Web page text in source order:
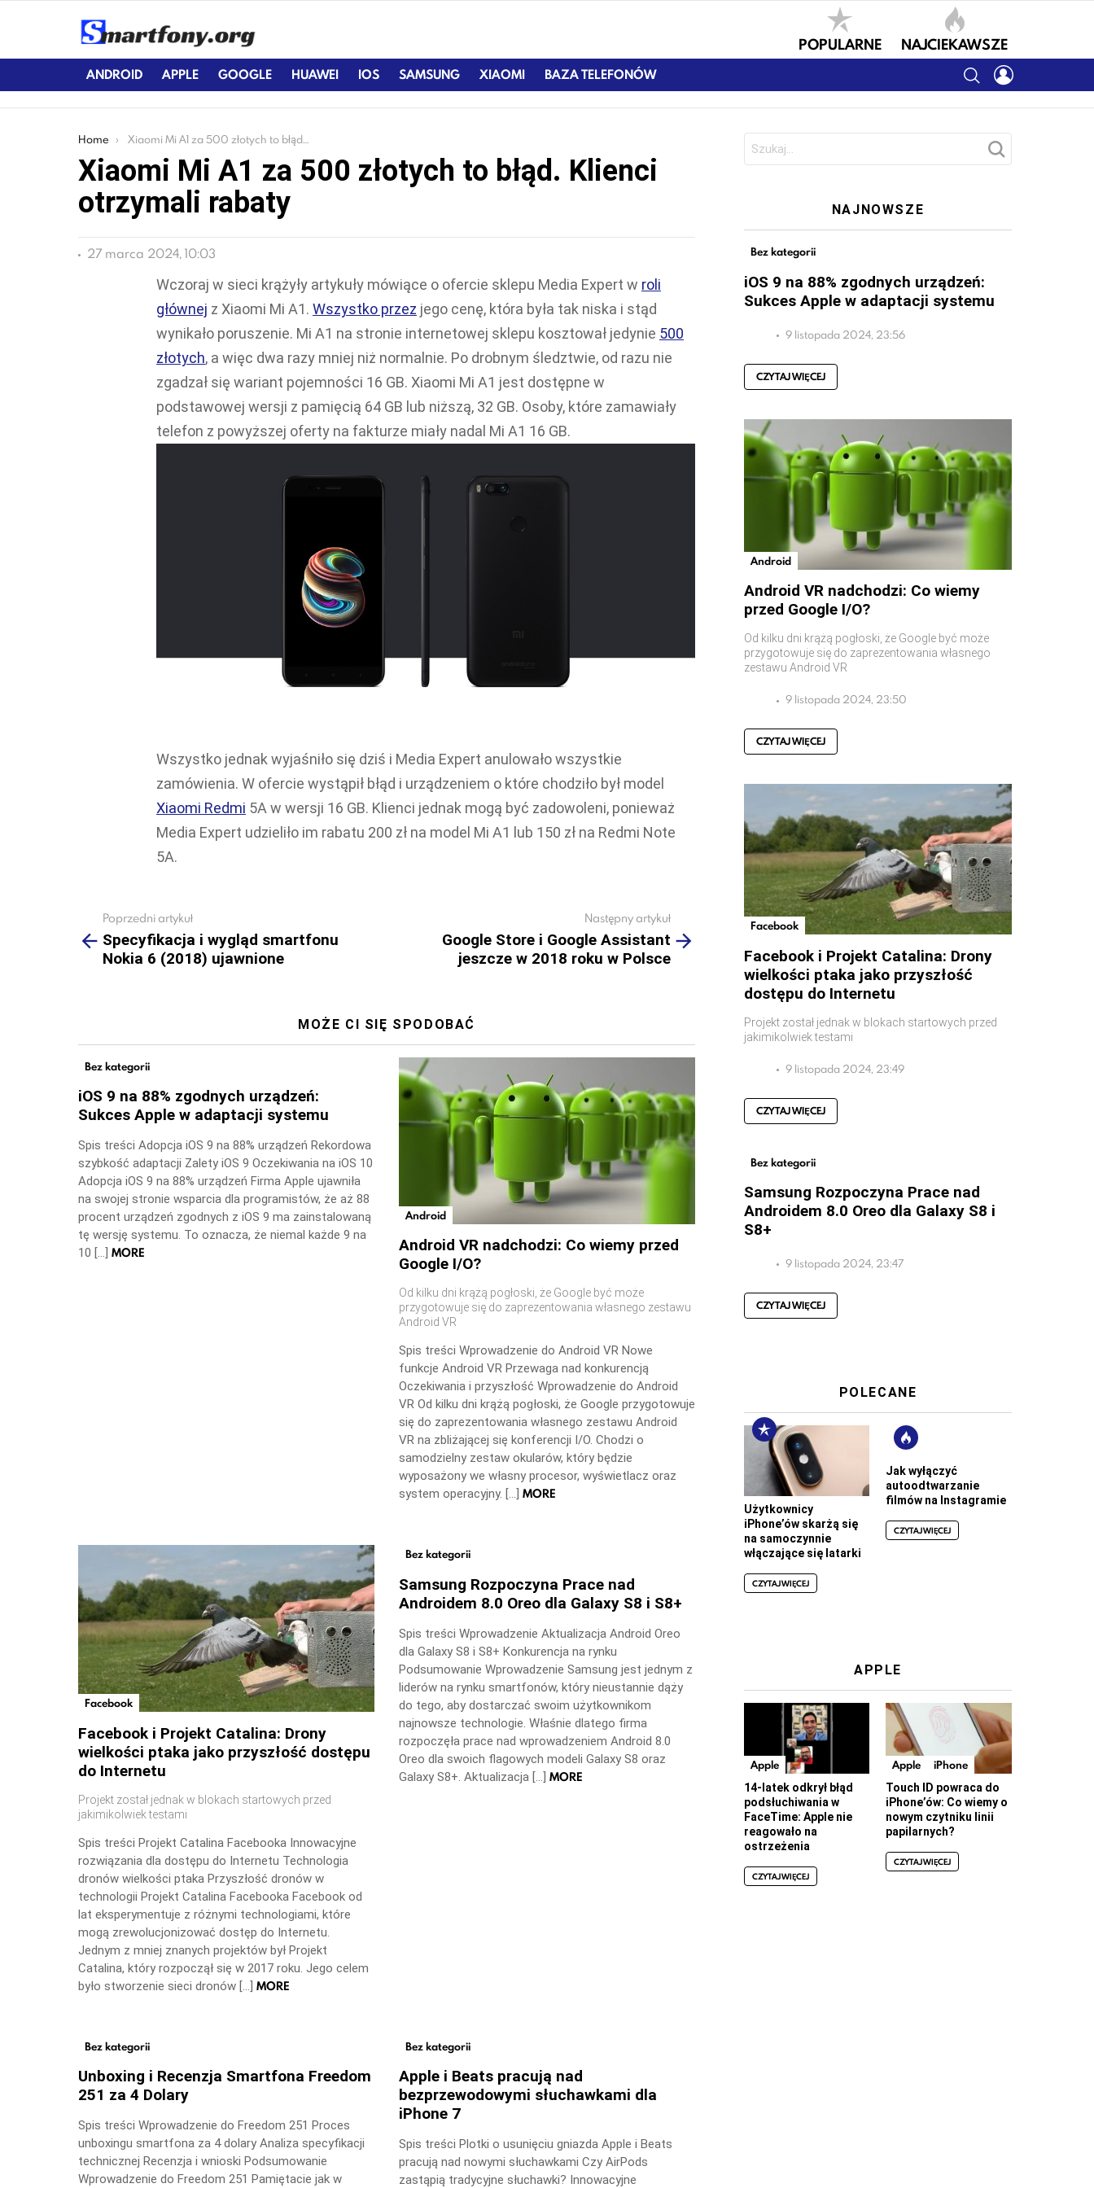
POPULARNE NAJCIEKAWSZE
ANDROID APPLE GOOGLE HUAWEI IOS SAMSUNG XIAOMI BAZA TELEFONÓW SEARCH
You are here:
Home Xiaomi Mi A1 za 500 złotych to błąd. Klienci otrzymali rabaty
Xiaomi Mi A1 za 500 złotych to błąd. Klienci
otrzymali rabaty
27 marca 2024, 10:03
Wczoraj w sieci krążyły artykuły mówiące o ofercie sklepu Media Expert w roli
głównej z Xiaomi Mi A1. Wszystko przez jego cenę, która była tak niska i stąd
wynikało poruszenie. Mi A1 na stronie internetowej sklepu kosztował jedynie 500
złotych, a więc dwa razy mniej niż normalnie. Po drobnym śledztwie, od razu nie
zgadzał się wariant pojemności 16 GB. Xiaomi Mi A1 jest dostępne w
podstawowej wersji z pamięcią 64 GB lub niższą, 32 GB. Osoby, które zamawiały
telefon z powyższej oferty na fakturze miały nadal Mi A1 16 GB.
Wszystko jednak wyjaśniło się dziś i Media Expert anulowało wszystkie
zamówienia. W ofercie wystąpił błąd i urządzeniem o które chodziło był model
Xiaomi Redmi 5A w wersji 16 GB. Klienci jednak mogą być zadowoleni, ponieważ
Media Expert udzieliło im rabatu 200 zł na model Mi A1 lub 150 zł na Redmi Note
5A.
more
Poprzedni artykuł
Specyfikacja i wygląd smartfonu
Nokia 6 (2018) ujawnione
Następny artykuł
Google Store i Google Assistant
jeszcze w 2018 roku w Polsce
MOŻE CI SIĘ SPODOBAĆ
Bez kategorii
iOS 9 na 88% zgodnych urządzeń:
Sukces Apple w adaptacji systemu
Spis treści Adopcja iOS 9 na 88% urządzeń Rekordowa
szybkość adaptacji Zalety iOS 9 Oczekiwania na iOS 10
Adopcja iOS 9 na 88% urządzeń Firma Apple ujawniła
na swojej stronie wsparcia dla programistów, że aż 88
procent urządzeń zgodnych z iOS 9 ma zainstalowaną
tę wersję systemu. To oznacza, że niemal każde 9 na
10 […] MORE
Android
Android VR nadchodzi: Co wiemy przed
Google I/O?
Od kilku dni krążą pogłoski, że Google być może
przygotowuje się do zaprezentowania własnego zestawu
Android VR
Spis treści Wprowadzenie do Android VR Nowe
funkcje Android VR Przewaga nad konkurencją
Oczekiwania i przyszłość Wprowadzenie do Android
VR Od kilku dni krążą pogłoski, że Google przygotowuje
się do zaprezentowania własnego zestawu Android
VR na zbliżającej się konferencji I/O. Chodzi o
samodzielny zestaw okularów, który będzie
wyposażony we własny procesor, wyświetlacz oraz
system operacyjny. […] MORE
Facebook
Facebook i Projekt Catalina: Drony
wielkości ptaka jako przyszłość dostępu
do Internetu
Projekt został jednak w blokach startowych przed
jakimikolwiek testami
Spis treści Projekt Catalina Facebooka Innowacyjne
rozwiązania dla dostępu do Internetu Technologia
dronów wielkości ptaka Przyszłość dronów w
technologii Projekt Catalina Facebooka Facebook od
lat eksperymentuje z różnymi technologiami, które
mogą zrewolucjonizować dostęp do Internetu.
Jednym z mniej znanych projektów był Projekt
Catalina, który rozpoczął się w 2017 roku. Jego celem
było stworzenie sieci dronów […] MORE
Bez kategorii
Samsung Rozpoczyna Prace nad
Androidem 8.0 Oreo dla Galaxy S8 i S8+
Spis treści Wprowadzenie Aktualizacja Android Oreo
dla Galaxy S8 i S8+ Konkurencja na rynku
Podsumowanie Wprowadzenie Samsung jest jednym z
liderów na rynku smartfonów, który nieustannie dąży
do tego, aby dostarczać swoim użytkownikom
najnowsze technologie. Właśnie dlatego firma
rozpoczęła prace nad wprowadzeniem Android 8.0
Oreo dla swoich flagowych modeli Galaxy S8 oraz
Galaxy S8+. Aktualizacja […] MORE
Bez kategorii
Unboxing i Recenzja Smartfona Freedom
251 za 4 Dolary
Spis treści Wprowadzenie do Freedom 251 Proces
unboxingu smartfona za 4 dolary Analiza specyfikacji
technicznej Recenzja i wnioski Podsumowanie
Wprowadzenie do Freedom 251 Pamiętacie jak w
Bez kategorii
Apple i Beats pracują nad
bezprzewodowymi słuchawkami dla
iPhone 7
Spis treści Plotki o usunięciu gniazda Apple i Beats
pracują nad nowymi słuchawkami Czy AirPods
zastąpią tradycyjne słuchawki? Innowacyjne
NAJNOWSZE
Bez kategorii
iOS 9 na 88% zgodnych urządzeń:
Sukces Apple w adaptacji systemu
9 listopada 2024, 23:56
CZYTAJ WIĘCEJ
Android
Android VR nadchodzi: Co wiemy
przed Google I/O?
Od kilku dni krążą pogłoski, że Google być może
przygotowuje się do zaprezentowania własnego
zestawu Android VR
9 listopada 2024, 23:50
CZYTAJ WIĘCEJ
Facebook
Facebook i Projekt Catalina: Drony
wielkości ptaka jako przyszłość
dostępu do Internetu
Projekt został jednak w blokach startowych przed
jakimikolwiek testami
9 listopada 2024, 23:49
CZYTAJ WIĘCEJ
Bez kategorii
Samsung Rozpoczyna Prace nad
Androidem 8.0 Oreo dla Galaxy S8 i
S8+
9 listopada 2024, 23:47
CZYTAJ WIĘCEJ
POLECANE
Użytkownicy
iPhone’ów skarżą się
na samoczynnie
włączające się latarki
CZYTAJ WIĘCEJ
Jak wyłączyć
autoodtwarzanie
filmów na Instagramie
CZYTAJ WIĘCEJ
APPLE
Apple
14-latek odkrył błąd
podsłuchiwania w
FaceTime: Apple nie
reagowało na
ostrzeżenia
CZYTAJ WIĘCEJ
Apple iPhone
Touch ID powraca do
iPhone’ów: Co wiemy o
nowym czytniku linii
papilarnych?
CZYTAJ WIĘCEJ